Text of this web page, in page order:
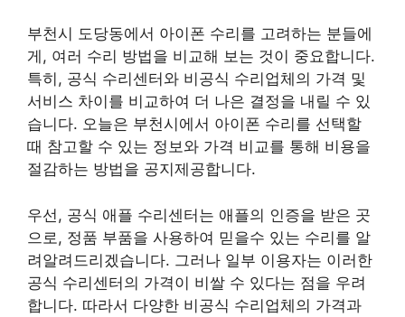
부천시 도당동에서 아이폰 수리를 고려하는 분들에
게, 여러 수리 방법을 비교해 보는 것이 중요합니다.
특히, 공식 수리센터와 비공식 수리업체의 가격 및
서비스 차이를 비교하여 더 나은 결정을 내릴 수 있
습니다. 오늘은 부천시에서 아이폰 수리를 선택할
때 참고할 수 있는 정보와 가격 비교를 통해 비용을
절감하는 방법을 공지제공합니다.
우선, 공식 애플 수리센터는 애플의 인증을 받은 곳
으로, 정품 부품을 사용하여 믿을수 있는 수리를 알
려알려드리겠습니다. 그러나 일부 이용자는 이러한
공식 수리센터의 가격이 비쌀 수 있다는 점을 우려
합니다. 따라서 다양한 비공식 수리업체의 가격과